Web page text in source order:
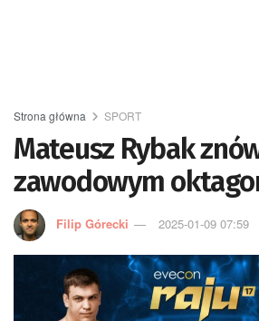
Strona główna SPORT
Mateusz Rybak
zawodowym
Filip Górecki 2025-01-09 07:59